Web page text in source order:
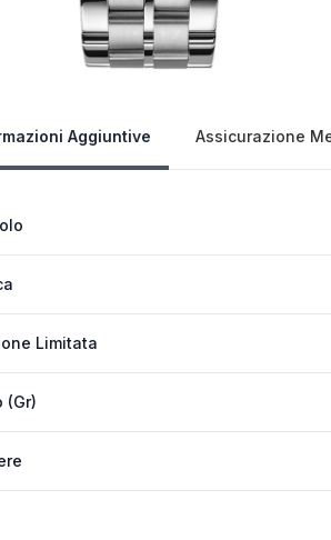
Aggiuntive Assicurazione
Limitata
(Gr)